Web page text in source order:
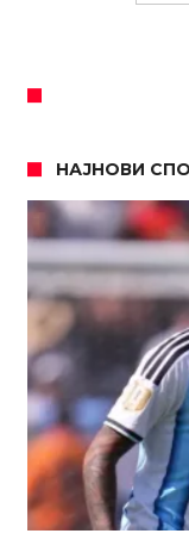
НАЈНОВИ